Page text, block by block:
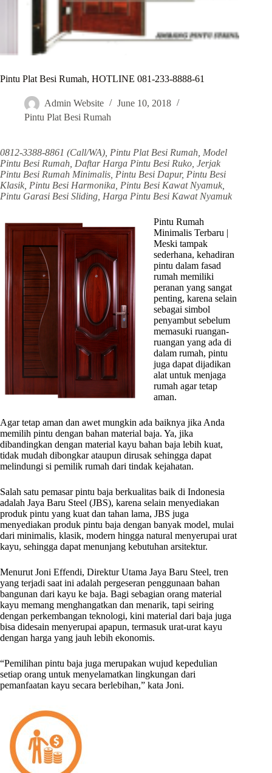
Pintu Plat Besi Rumah, HOTLINE 081-233-8888-61
Admin Website
June 10, 2018
Pintu Plat Besi Rumah
0812-3388-8861 (Call/WA), Pintu Plat Besi Rumah, Model
Pintu Besi Rumah, Daftar Harga Pintu Besi Ruko, Jerjak
Pintu Besi Rumah Minimalis, Pintu Besi Dapur, Pintu Besi
Klasik, Pintu Besi Harmonika, Pintu Besi Kawat Nyamuk,
Pintu Garasi Besi Sliding, Harga Pintu Besi Kawat Nyamuk
Pintu Rumah
Minimalis Terbaru |
Meski tampak
sederhana, kehadiran
pintu dalam fasad
rumah memiliki
peranan yang sangat
penting, karena selain
sebagai simbol
penyambut sebelum
memasuki ruangan-
ruangan yang ada di
dalam rumah, pintu
juga dapat dijadikan
alat untuk menjaga
rumah agar tetap
aman.
Agar tetap aman dan awet mungkin ada baiknya jika Anda
memilih pintu dengan bahan material baja. Ya, jika
dibandingkan dengan material kayu bahan baja lebih kuat,
tidak mudah dibongkar ataupun dirusak sehingga dapat
melindungi si pemilik rumah dari tindak kejahatan.
Salah satu pemasar pintu baja berkualitas baik di Indonesia
adalah Jaya Baru Steel (JBS), karena selain menyediakan
produk pintu yang kuat dan tahan lama, JBS juga
menyediakan produk pintu baja dengan banyak model, mulai
dari minimalis, klasik, modern hingga natural menyerupai urat
kayu, sehingga dapat menunjang kebutuhan arsitektur.
Menurut Joni Effendi, Direktur Utama Jaya Baru Steel, tren
yang terjadi saat ini adalah pergeseran penggunaan bahan
bangunan dari kayu ke baja. Bagi sebagian orang material
kayu memang menghangatkan dan menarik, tapi seiring
dengan perkembangan teknologi, kini material dari baja juga
bisa didesain menyerupai apapun, termasuk urat-urat kayu
dengan harga yang jauh lebih ekonomis.
“Pemilihan pintu baja juga merupakan wujud kepedulian
setiap orang untuk menyelamatkan lingkungan dari
pemanfaatan kayu secara berlebihan,” kata Joni.